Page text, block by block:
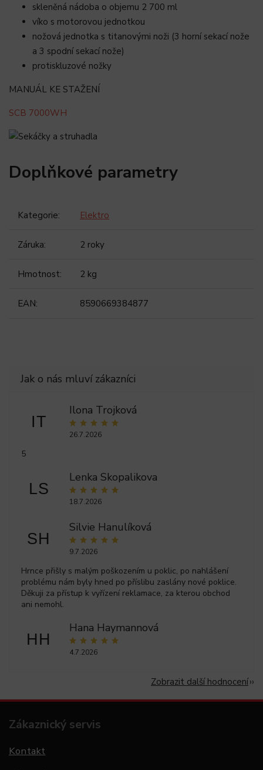
skleněná nádoba o objemu 2 700 ml
víko s motorovou jednotkou
nožová jednotka s titanovými noži (3 horní sekací nože
a 3 spodní sekací nože)
protiskluzové nožky
MANUÁL KE STAŽENÍ
SCB 7000WH
Doplňkové parametry
Kategorie: Elektro
Záruka: 2 roky
Hmotnost: 2 kg
EAN: 8590669384877
IT
Ilona Trojková
26.7.2026
5
LS
Lenka Skopalikova
18.7.2026
SH
Silvie Hanulíková
9.7.2026
Hrnce přišly s malým poškozením u poklic, po nahlášení
problému nám byly hned po příslibu zaslány nové poklice.
Děkuji za přístup k vyřízení reklamace, za kterou obchod
ani nemohl.
HH
Hana Haymannová
4.7.2026
Zobrazit další hodnocení
Zákaznický servis
Kontakt